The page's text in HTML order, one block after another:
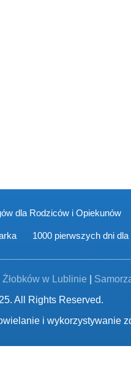
dla Rodziców i Opiekunów
1000 pierwszych dni
Żłobków w Lublinie
All Rights Reserved.
i wykorzystywanie